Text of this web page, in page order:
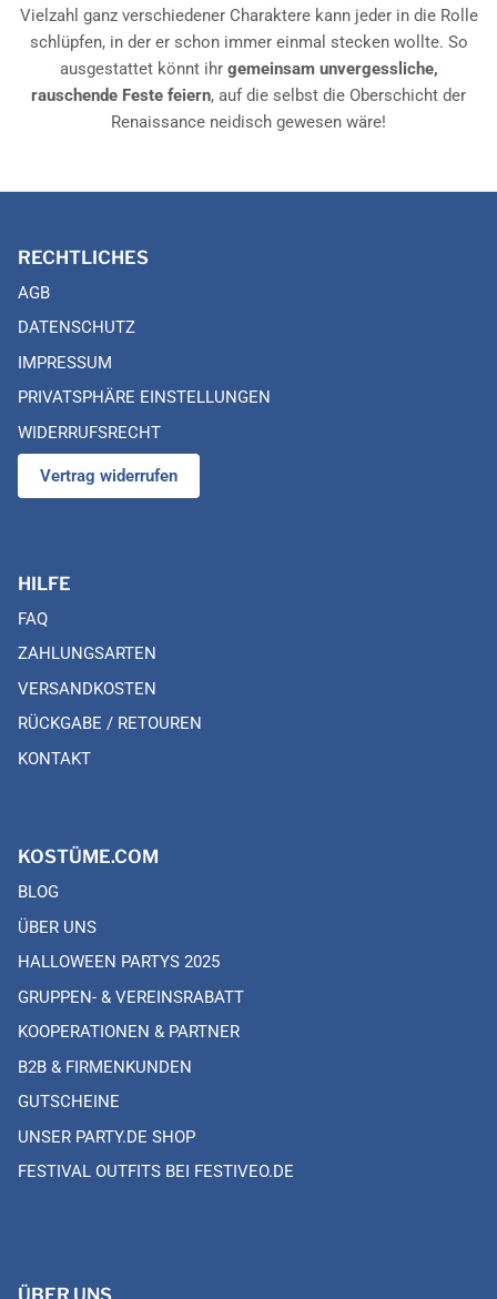
Vielzahl ganz verschiedener Charaktere kann jeder in die Rolle
schlüpfen, in der er schon immer einmal stecken wollte. So
ausgestattet könnt ihr gemeinsam unvergessliche,
rauschende Feste feiern, auf die selbst die Oberschicht der
Renaissance neidisch gewesen wäre!
RECHTLICHES
AGB
DATENSCHUTZ
IMPRESSUM
PRIVATSPHÄRE EINSTELLUNGEN
WIDERRUFSRECHT
Vertrag widerrufen
HILFE
FAQ
ZAHLUNGSARTEN
VERSANDKOSTEN
RÜCKGABE / RETOUREN
KONTAKT
KOSTÜME.COM
BLOG
ÜBER UNS
HALLOWEEN PARTYS 2025
GRUPPEN- & VEREINSRABATT
KOOPERATIONEN & PARTNER
B2B & FIRMENKUNDEN
GUTSCHEINE
UNSER PARTY.DE SHOP
FESTIVAL OUTFITS BEI FESTIVEO.DE